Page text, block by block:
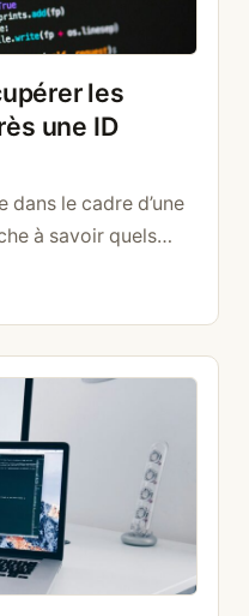
les
une ID
le cadre d’une
à savoir quels
précèdent celui
faire en SQL, bien
n’est pas trop